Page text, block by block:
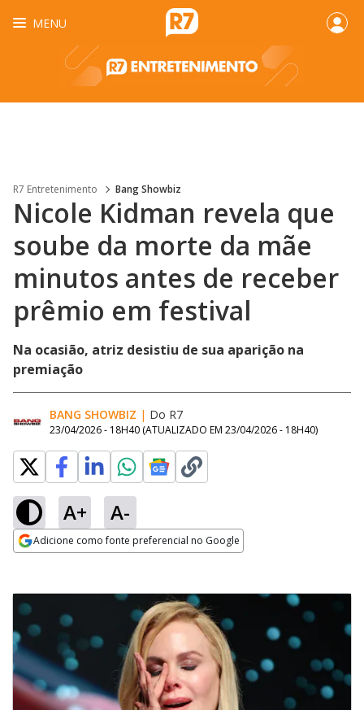
MENU
R7 Entretenimento Bang Showbiz
Nicole Kidman revela que
soube da morte da mãe
minutos antes de receber
prêmio em ​f​estival
Na ocasião, atriz desistiu de sua aparição na
premiação
BANG SHOWBIZ | Do R7
23/04/2026 - 18H40 (ATUALIZADO EM 23/04/2026 - 18H40)
A+ A-
Adicione como fonte preferencial no Google